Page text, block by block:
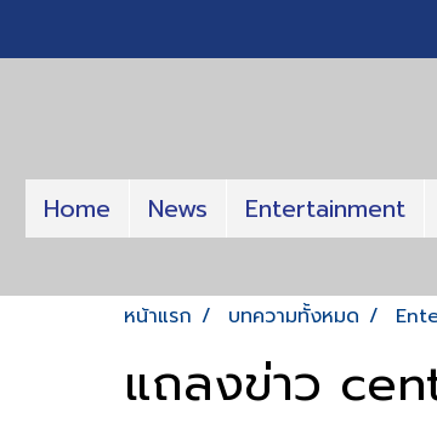
Home News Entertainment
หน้าแรก บทความทั้งหมด
แถลงข่าว